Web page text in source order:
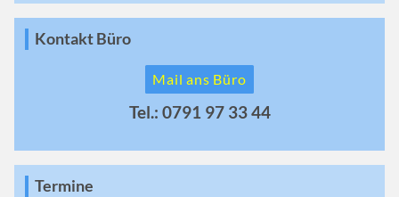
Kontakt Büro
Mail ans Büro
Tel.: 0791 97 33 44
Termine